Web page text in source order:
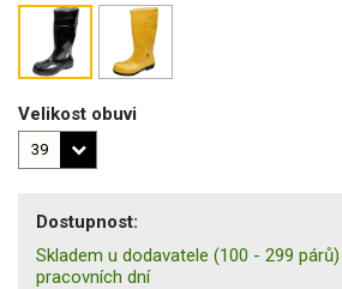
Velikost obuvi
Dostupnost:
Skladem u dodavatele (100 - 299 párů)
pracovních dní